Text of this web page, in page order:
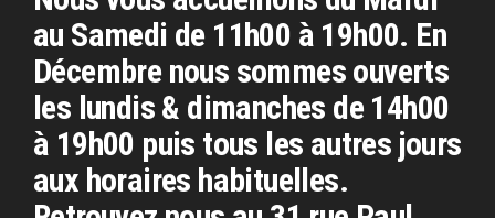
au Samedi de 11h00 à 19h00. En
Décembre nous sommes ouverts
les lundis & dimanches de 14h00
à 19h00 puis tous les autres jours
aux horaires habituelles.